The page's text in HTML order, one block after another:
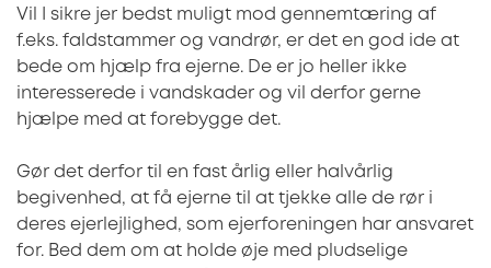
Vil I sikre jer bedst muligt mod gennemtæring af
f.eks. faldstammer og vandrør, er det en god ide at
bede om hjælp fra ejerne. De er jo heller ikke
interesserede i vandskader og vil derfor gerne
hjælpe med at forebygge det.
Gør det derfor til en fast årlig eller halvårlig
begivenhed, at få ejerne til at tjekke alle de rør i
deres ejerlejlighed, som ejerforeningen har ansvaret
for. Bed dem om at holde øje med pludselige